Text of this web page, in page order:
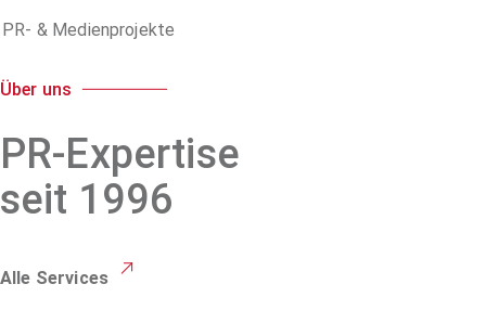
& Medienprojekte
Über uns
PR-Expertise
seit 1996
Alle Services